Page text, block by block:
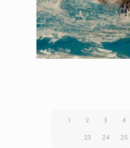
1 2 3 4
23 24 25